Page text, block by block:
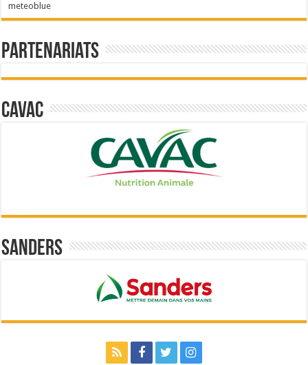
meteoblue
Partenariats
Cavac
Sanders